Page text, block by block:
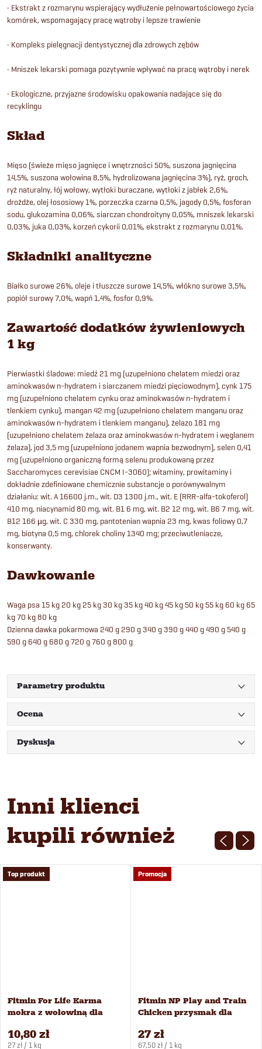
• Ekstrakt z rozmarynu wspierający wydłużenie pełnowartościowego życia
komórek, wspomagający pracę wątroby i lepsze trawienie
• Kompleks pielęgnacji dentystycznej dla zdrowych zębów
• Mniszek lekarski pomaga pozytywnie wpływać na pracę wątroby i nerek
• Ekologiczne, przyjazne środowisku opakowania nadające się do
recyklingu
Skład
Mięso (świeże mięso jagnięce i wnętrzności 50%, suszona jagnięcina
14,5%, suszona wołowina 8,5%, hydrolizowana jagnięcina 3%), ryż, groch,
ryż naturalny, łój wołowy, wytłoki buraczane, wytłoki z jabłek 2,6%,
drożdże, olej łososiowy 1%, porzeczka czarna 0,5%, jagody 0,5%, fosforan
sodu, glukozamina 0,06%, siarczan chondroityny 0,05%, mniszek lekarski
0,03%, juka 0,03%, korzeń cykorii 0,01%, ekstrakt z rozmarynu 0,01%.
Składniki analityczne
Białko surowe 26%, oleje i tłuszcze surowe 14,5%, włókno surowe 3,5%,
popiół surowy 7,0%, wapń 1,4%, fosfor 0,9%.
Zawartość dodatków żywieniowych
1 kg
Pierwiastki śladowe: miedź 21 mg (uzupełniono chelatem miedzi oraz
aminokwasów n-hydratem i siarczanem miedzi pięciowodnym), cynk 175
mg (uzupełniono chelatem cynku oraz aminokwasów n-hydratem i
tlenkiem cynku), mangan 42 mg (uzupełniono chelatem manganu oraz
aminokwasów n-hydratem i tlenkiem manganu), żelazo 181 mg
(uzupełniono chelatem żelaza oraz aminokwasów n-hydratem i węglanem
żelaza), jod 3,5 mg (uzupełniono jodanem wapnia bezwodnym), selen 0,41
mg (uzupełniono organiczną formą selenu produkowaną przez
Saccharomyces cerevisiae CNCM I-3060); witaminy, prowitaminy i
dokładnie zdefiniowane chemicznie substancje o porównywalnym
działaniu: wit. A 16600 j.m., wit. D3 1300 j.m., wit. E (RRR-alfa-tokoferol)
410 mg, niacynamid 80 mg, wit. B1 6 mg, wit. B2 12 mg, wit. B6 7 mg, wit.
B12 166 µg, wit. C 330 mg, pantotenian wapnia 23 mg, kwas foliowy 0,7
mg, biotyna 0,5 mg, chlorek choliny 1340 mg; przeciwutleniacze,
konserwanty.
Dawkowanie
Waga psa 15 kg 20 kg 25 kg 30 kg 35 kg 40 kg 45 kg 50 kg 55 kg 60 kg 65
kg 70 kg 80 kg
Dzienna dawka pokarmowa 240 g 290 g 340 g 390 g 440 g 490 g 540 g
590 g 640 g 680 g 720 g 760 g 800 g
Parametry produktu
Ocena
Dyskusja
Inni klienci
kupili również
Top produkt
Fitmin For Life Karma
mokra z wołowiną dla
10,80 zł
Cena
27 zł / 1 kg
Promocja
Fitmin NP Play and Train
Chicken przysmak dla
27 zł
Cena
67,50 zł / 1 kg